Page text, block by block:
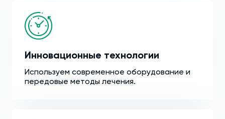
Инновационные технологии
Используем современное оборудование и
передовые методы лечения.